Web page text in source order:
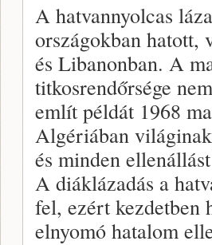
A hatvannyolcas
országokban hatott,
és Libanonban. A
titkosrendőrsége
említ példát 1968
Algériában
és minden
A diáklázadás a
fel, ezért kezdetben
elnyomó hatalom